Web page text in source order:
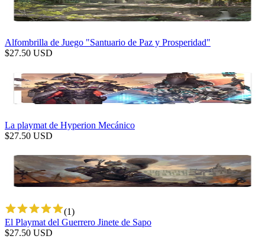
Alfombrilla de Juego "Santuario de Paz y Prosperidad"
$27.50 USD
La playmat de Hyperion Mecánico
$27.50 USD
(1)
El Playmat del Guerrero Jinete de Sapo
$27.50 USD